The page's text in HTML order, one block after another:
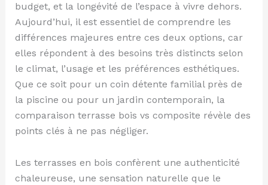
budget, et la longévité de l’espace à vivre dehors.
Aujourd’hui, il est essentiel de comprendre les
différences majeures entre ces deux options, car
elles répondent à des besoins très distincts selon
le climat, l’usage et les préférences esthétiques.
Que ce soit pour un coin détente familial près de
la piscine ou pour un jardin contemporain, la
comparaison terrasse bois vs composite révèle des
points clés à ne pas négliger.
Les terrasses en bois confèrent une authenticité
chaleureuse, une sensation naturelle que le